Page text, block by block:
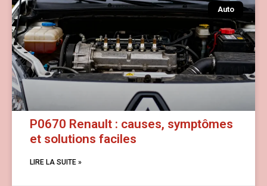
Auto
P0670 Renault : causes, symptômes
et solutions faciles
LIRE LA SUITE »